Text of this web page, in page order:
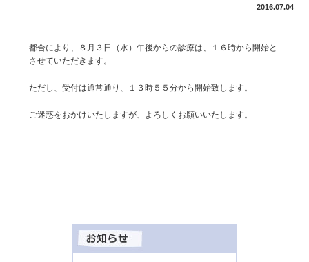
2016.07.04
都合により、８月３日（水）午後からの診療は、１６時から開始と
させていただきます。
ただし、受付は通常通り、１３時５５分から開始致します。
ご迷惑をおかけいたしますが、よろしくお願いいたします。